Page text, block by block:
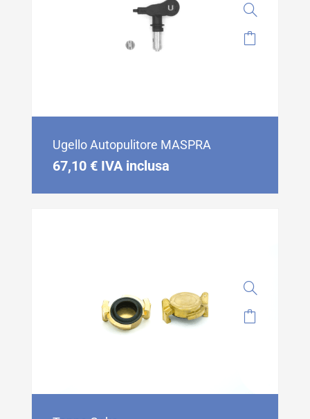
Ugello Autopulitore MASPRA
67,10 € IVA inclusa